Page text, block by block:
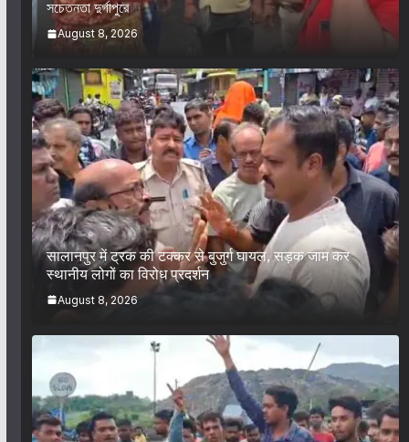
সচেতনতা দুর্গাপুরে
August 8, 2026
सालानपुर में ट्रक की टक्कर से बुजुर्ग घायल, सड़क जाम कर
स्थानीय लोगों का विरोध प्रदर्शन
August 8, 2026